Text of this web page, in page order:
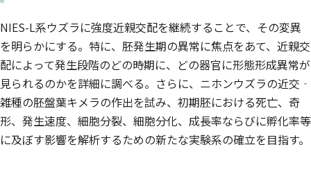
NIES-L系ウズラに強度近親交配を継続することで、その変異
を明らかにする。特に、胚発生期の異常に焦点をあて、近親交
配によって発生段階のどの時期に、どの器官に形態形成異常が
見られるのかを詳細に調べる。さらに、ニホンウズラの近交‐
雑種の胚盤葉キメラの作出を試み、初期胚における死亡、奇
形、発生速度、細胞分裂、細胞分化、成長率ならびに孵化率等
に及ぼす影響を解析するための新たな実験系の確立を目指す。